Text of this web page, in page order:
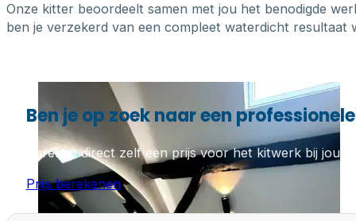
Onze kitter beoordeelt samen met jou het benodigde
ben je verzekerd van een compleet waterdicht resultaat
Ben je op zoek naar een
Bereken direct zelf een prijs voor het kitwerk bij jou
Prijs berekenen